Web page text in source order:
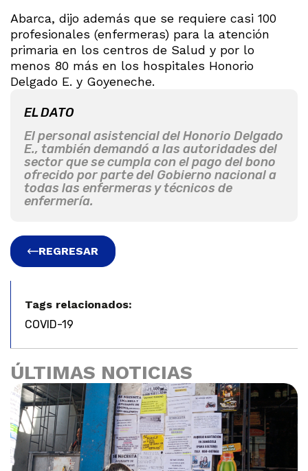
Abarca, dijo además que se requiere casi 100
profesionales (enfermeras) para la atención
primaria en los centros de Salud y por lo
menos 80 más en los hospitales Honorio
Delgado E. y Goyeneche.
EL DATO
El personal asistencial del Honorio Delgado
E., también demandó a las autoridades del
sector que se cumpla con el pago del bono
ofrecido por parte del Gobierno nacional a
todas las enfermeras y técnicos de
enfermería.
REGRESAR
Tags relacionados:
COVID-19
ÚLTIMAS NOTICIAS